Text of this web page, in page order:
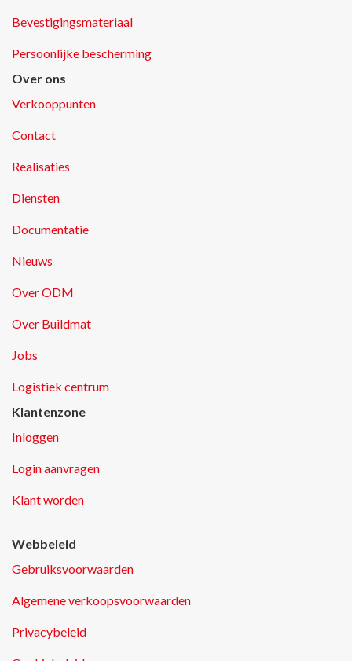
Bevestigingsmateriaal
Persoonlijke bescherming
Over ons
Verkooppunten
Contact
Realisaties
Diensten
Documentatie
Nieuws
Over ODM
Over Buildmat
Jobs
Logistiek centrum
Klantenzone
Inloggen
Login aanvragen
Klant worden
Webbeleid
Gebruiksvoorwaarden
Algemene verkoopsvoorwaarden
Privacybeleid